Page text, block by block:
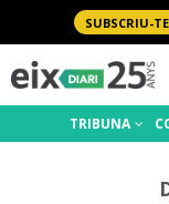
SUBSCRIU-
TRIBUNA